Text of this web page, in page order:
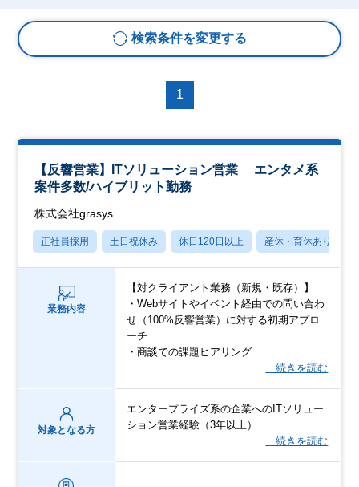
検索条件を変更する
1
【反響営業】ITソリューション営業 エンタメ系
案件多数/ハイブリット勤務
株式会社grasys
正社員採用 土日祝休み 休日120日以上 産休・育休あり
業務内容
【対クライアント業務（新規・既存）】
・Webサイトやイベント経由での問い合わ
せ（100%反響営業）に対する初期アプロ
ーチ
・商談での課題ヒアリング
…続きを読む
対象となる方
エンタープライズ系の企業へのITソリュー
ション営業経験（3年以上）
…続きを読む